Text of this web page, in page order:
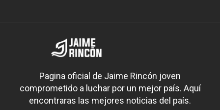
Pagina oficial de Jaime Rincón joven
comprometido a luchar por un mejor país. Aquí
encontraras las mejores noticias del país.